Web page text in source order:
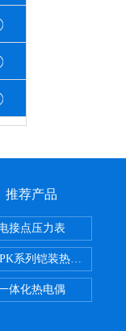
推荐产品
接点压力表
系列铠装热电阻
体化热电偶